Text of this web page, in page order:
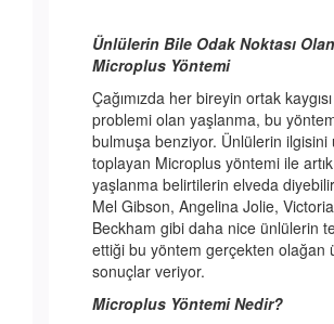
Ünlülerin Bile Odak Noktası Olan
Microplus Yöntemi
Çağımızda her bireyin ortak
problemi olan yaşlanma, bu
bulmuşa benziyor. Ünlülerin ilgisini
toplayan Microplus yöntemi ile artık
yaşlanma belirtilerin elveda
Mel Gibson, Angelina Jolie, Victoria
Beckham gibi daha nice ünlülerin
ettiği bu yöntem gerçekten olağan
sonuçlar veriyor.
Microplus Yöntemi Nedir?